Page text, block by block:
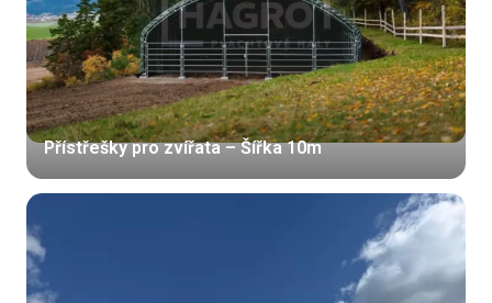
Přístřešky pro zvířata – Šířka 10m